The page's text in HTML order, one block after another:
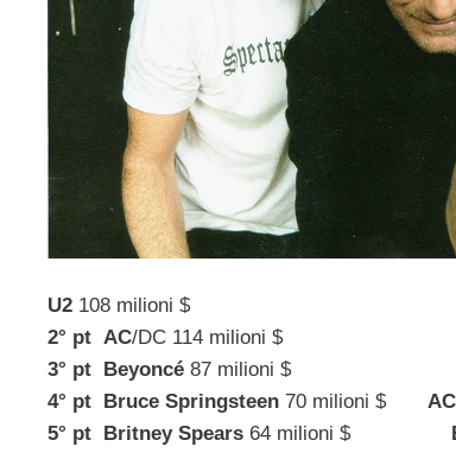
U2 108 milioni $
2° pt AC/DC 114 milioni $
3° pt Beyoncé 87 milioni
4° pt Bruce Springsteen 70 milioni $
5° pt Britney Spears 64 milioni $